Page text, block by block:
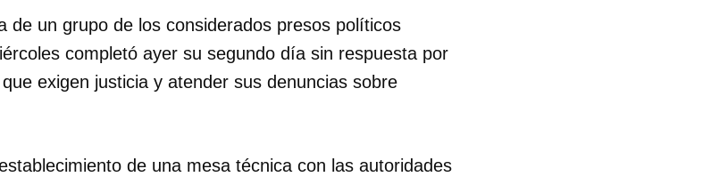
de un grupo de los considerados presos políticos
completó ayer su segundo día sin respuesta por
exigen justicia y atender sus denuncias sobre
de una mesa técnica con las autoridades